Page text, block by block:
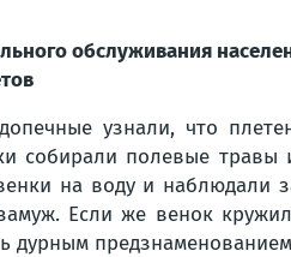
обслуживания
узнали, что
собирали полевые
на воду и наблюдали
Если же венок
дурным